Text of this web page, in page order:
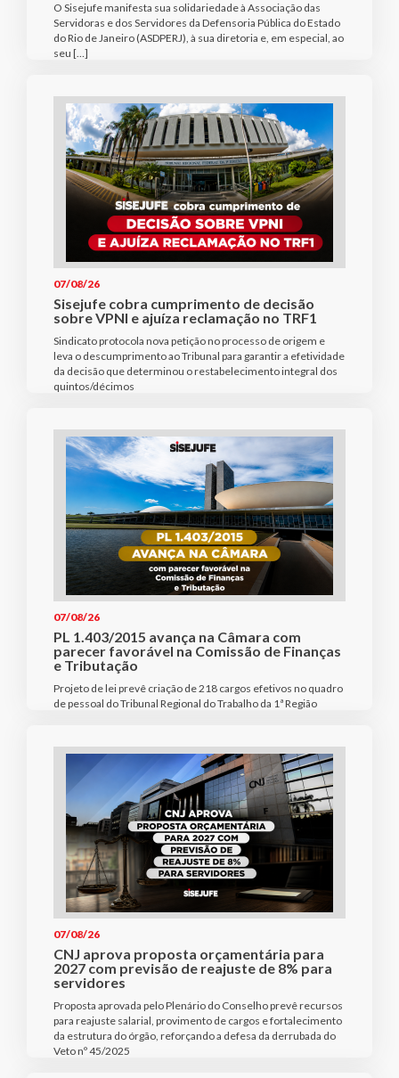
O Sisejufe manifesta sua solidariedade à Associação das
Servidoras e dos Servidores da Defensoria Pública do Estado
do Rio de Janeiro (ASDPERJ), à sua diretoria e, em especial, ao
seu […]
07/08/26
Sisejufe cobra cumprimento de decisão
sobre VPNI e ajuíza reclamação no TRF1
Sindicato protocola nova petição no processo de origem e
leva o descumprimento ao Tribunal para garantir a efetividade
da decisão que determinou o restabelecimento integral dos
quintos/décimos
07/08/26
PL 1.403/2015 avança na Câmara com
parecer favorável na Comissão de Finanças
e Tributação
Projeto de lei prevê criação de 218 cargos efetivos no quadro
de pessoal do Tribunal Regional do Trabalho da 1ª Região
07/08/26
CNJ aprova proposta orçamentária para
2027 com previsão de reajuste de 8% para
servidores
Proposta aprovada pelo Plenário do Conselho prevê recursos
para reajuste salarial, provimento de cargos e fortalecimento
da estrutura do órgão, reforçando a defesa da derrubada do
Veto nº 45/2025